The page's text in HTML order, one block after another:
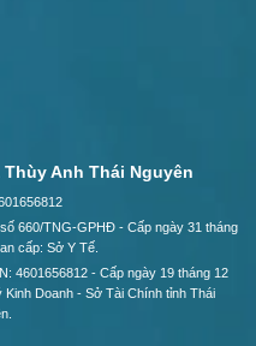
Anh Thái Nguyên
660/TNG-GPHĐ - Cấp ngày 31 tháng
cấp: Sở Y Tế.
4601656812 - Cấp ngày 19 tháng 12
Doanh - Sở Tài Chính tỉnh Thái